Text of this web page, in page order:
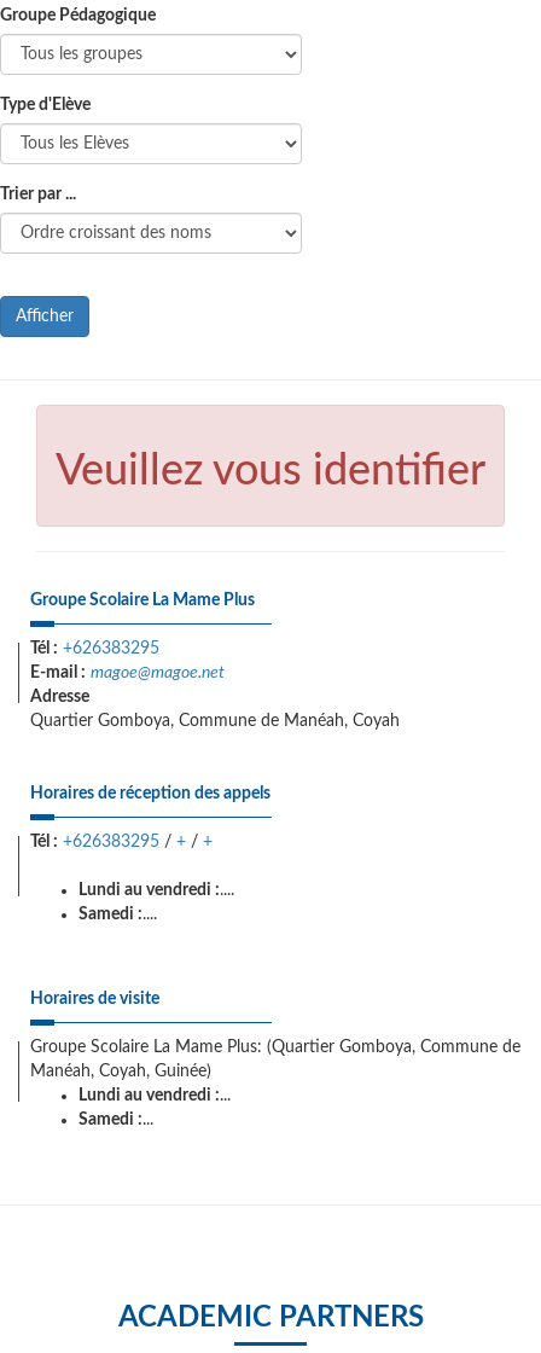
Groupe Pédagogique
Type d'Elève
Trier par ...
Afficher
Veuillez vous identifier
Groupe Scolaire La Mame Plus
Tél : +626383295
E-mail : magoe@magoe.net
Adresse
Quartier Gomboya, Commune de Manéah, Coyah
Horaires de réception des appels
Tél : +626383295 / + / +
Lundi au vendredi :....
Samedi :....
Horaires de visite
Groupe Scolaire La Mame Plus: (Quartier Gomboya, Commune de
Manéah, Coyah, Guinée)
Lundi au vendredi :...
Samedi :...
ACADEMIC PARTNERS